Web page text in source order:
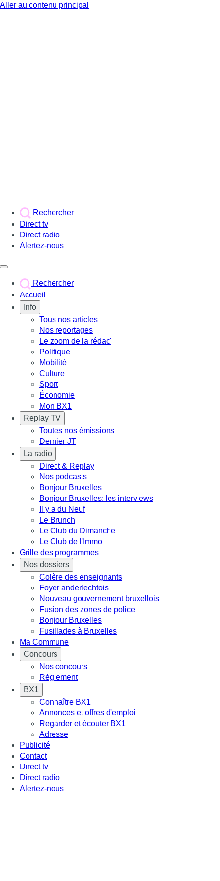
Aller au contenu principal
Rechercher
Direct tv
Direct radio
Alertez-nous
Rechercher
Accueil
Info
Tous nos articles
Nos reportages
Le zoom de la rédac'
Politique
Mobilité
Culture
Sport
Économie
Mon BX1
Replay TV
Toutes nos émissions
Dernier JT
La radio
Direct & Replay
Nos podcasts
Bonjour Bruxelles
Bonjour Bruxelles: les interviews
Il y a du Neuf
Le Brunch
Le Club du Dimanche
Le Club de l'Immo
Grille des programmes
Nos dossiers
Colère des enseignants
Foyer anderlechtois
Nouveau gouvernement bruxellois
Fusion des zones de police
Bonjour Bruxelles
Fusillades à Bruxelles
Ma Commune
Concours
Nos concours
Règlement
BX1
Connaître BX1
Annonces et offres d'emploi
Regarder et écouter BX1
Adresse
Publicité
Contact
Direct tv
Direct radio
Alertez-nous